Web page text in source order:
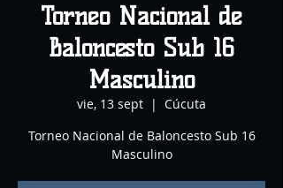
Torneo Nacional de
Baloncesto Sub 16
Masculino
vie, 13 sept
  |
Cúcuta
Torneo Nacional de Baloncesto Sub 16
Masculino